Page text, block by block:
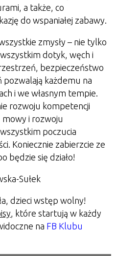
a także, co
do wspaniałej zabawy.
zmysły – nie tylko
dotyk, węch i
bezpieczeństwo
pozwalają każdemu na
i we własnym tempie.
rozwoju kompetencji
i rozwoju
poczucia
Koniecznie zabierzcie ze
będzie się działo!
Sułek
dzieci wstęp wolny!
, które startują w każdy
na FB Klubu